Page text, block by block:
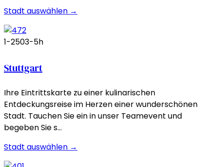
Stadt auswählen →
1-2503-5h
Stuttgart
Ihre Eintrittskarte zu einer kulinarischen
Entdeckungsreise im Herzen einer wunderschönen
Stadt. Tauchen Sie ein in unser Teamevent und
begeben Sie s…
Stadt auswählen →